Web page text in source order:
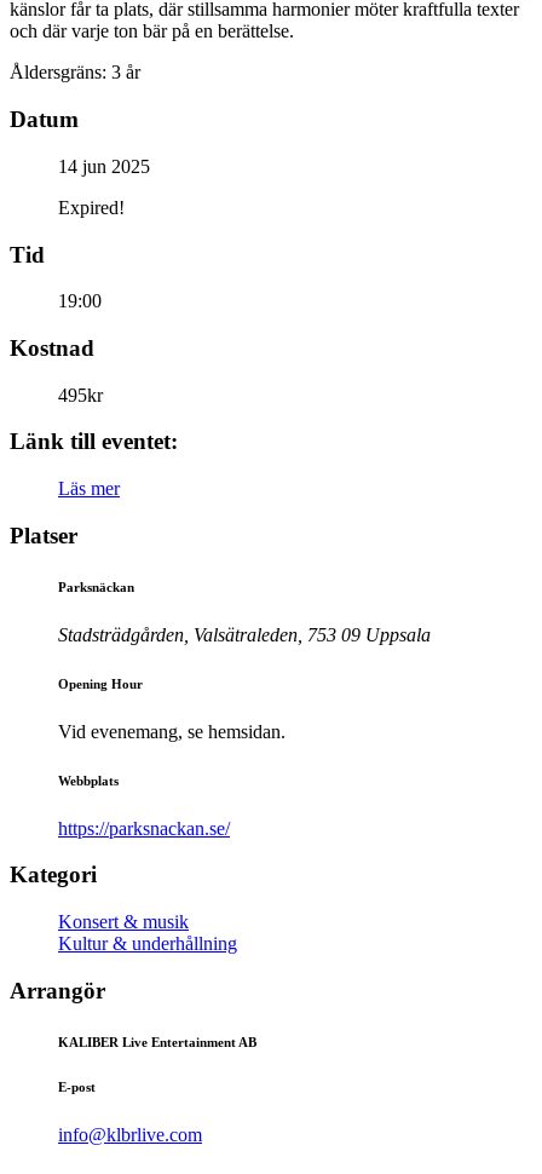
känslor får ta plats, där stillsamma harmonier möter kraftfulla texter
och där varje ton bär på en berättelse.
Åldersgräns: 3 år
Datum
14 jun 2025
Expired!
Tid
19:00
Kostnad
495kr
Länk till eventet:
Läs mer
Platser
Parksnäckan
Stadsträdgården, Valsätraleden, 753 09 Uppsala
Opening Hour
Vid evenemang, se hemsidan.
Webbplats
https://parksnackan.se/
Kategori
Konsert & musik
Kultur & underhållning
Arrangör
KALIBER Live Entertainment AB
E-post
info@klbrlive.com